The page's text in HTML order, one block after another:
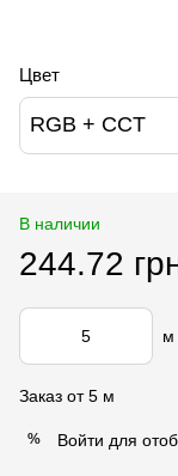
Цвет
RGB + CCT
В наличии
244.72
м
Заказ от 5 м
% Войти для